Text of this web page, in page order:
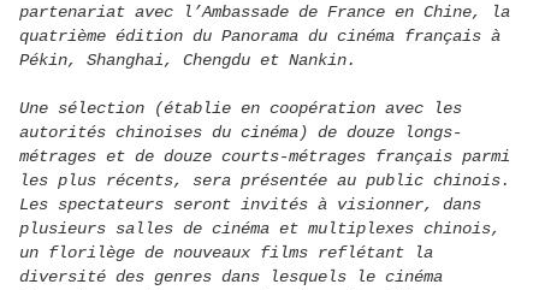
partenariat avec l’Ambassade de France en Chine, la
quatrième édition du Panorama du cinéma français à
Pékin, Shanghai, Chengdu et Nankin.
Une sélection (établie en coopération avec les
autorités chinoises du cinéma) de douze longs-
métrages et de douze courts-métrages français parmi
les plus récents, sera présentée au public chinois.
Les spectateurs seront invités à visionner, dans
plusieurs salles de cinéma et multiplexes chinois,
un florilège de nouveaux films reflétant la
diversité des genres dans lesquels le cinéma